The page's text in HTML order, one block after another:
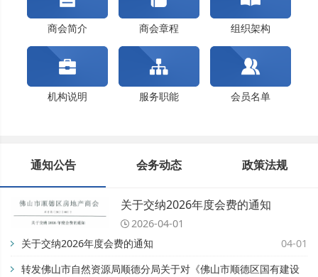
关于交纳2024年度会费的通知
商会简介
商会章程 组织架构
机构说明 服务职能 会员名单
通知公告 会务动态 政策法规
关于交纳2026年度会费的通知
2026-04-01
关于交纳2026年度会费的通知
04-01
转发佛山市自然资源局顺德分局关于对《佛山市顺德区国有建设